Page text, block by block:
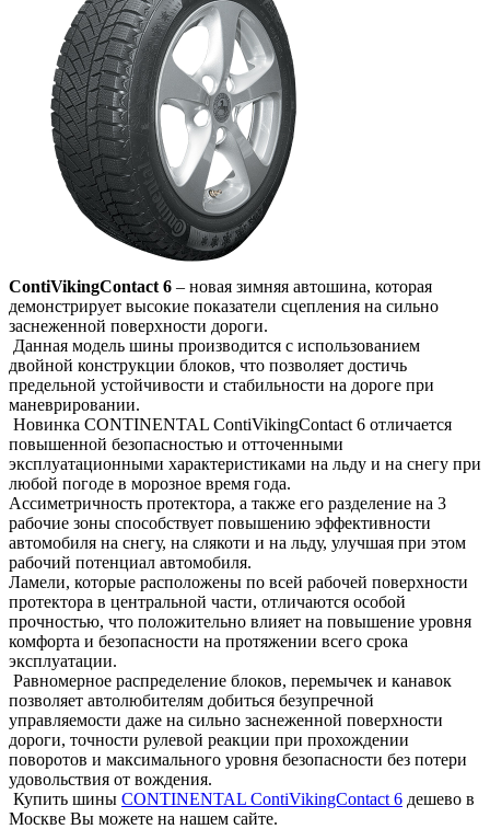
ContiVikingContact 6 – новая зимняя автошина, которая
демонстрирует высокие показатели сцепления на сильно
заснеженной поверхности дороги.
Данная модель шины производится с использованием
двойной конструкции блоков, что позволяет достичь
предельной устойчивости и стабильности на дороге при
маневрировании.
Новинка CONTINENTAL ContiVikingContact 6 отличается
повышенной безопасностью и отточенными
эксплуатационными характеристиками на льду и на снегу при
любой погоде в морозное время года.
Ассиметричность протектора, а также его разделение на 3
рабочие зоны способствует повышению эффективности
автомобиля на снегу, на слякоти и на льду, улучшая при этом
рабочий потенциал автомобиля.
Ламели, которые расположены по всей рабочей поверхности
протектора в центральной части, отличаются особой
прочностью, что положительно влияет на повышение уровня
комфорта и безопасности на протяжении всего срока
эксплуатации.
Равномерное распределение блоков, перемычек и канавок
позволяет автолюбителям добиться безупречной
управляемости даже на сильно заснеженной поверхности
дороги, точности рулевой реакции при прохождении
поворотов и максимального уровня безопасности без потери
удовольствия от вождения.
Купить шины CONTINENTAL ContiVikingContact 6 дешево в
Москве Вы можете на нашем сайте.